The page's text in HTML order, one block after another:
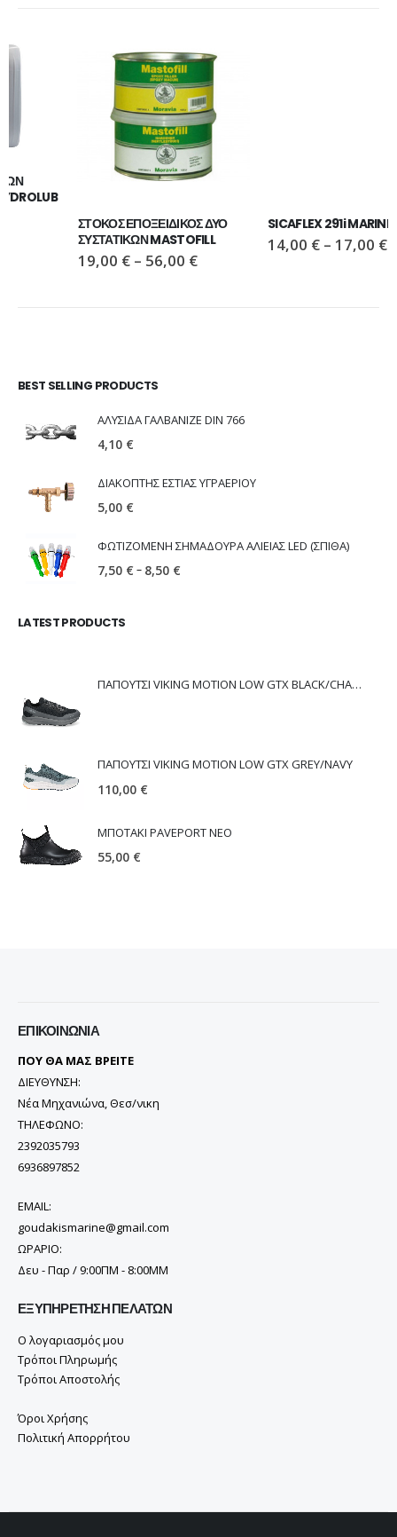
ΣΤΟΚΟΣ ΕΠΟΞΕΙΔΙΚΟΣ ΔΥΟ
ΣΥΣΤΑΤΙΚΩΝ MASTOFILL
– 56,00€
SICAFLEX 291i MARINE 300ML
14,00 – 17,00€
BEST SELLING PRODUCTS
ΑΛΥΣΙΔΑ ΓΑΛΒΑΝΙΖΕ DIN 766
4,10 €
ΔΙΑΚΟΠΤΗΣ ΕΣΤΙΑΣ ΥΓΡΑΕΡΙΟΥ
5,00 €
ΦΩΤΙΖΟΜΕΝΗ ΣΗΜΑΔΟΥΡΑ ΑΛΙΕΙΑΣ LED (ΣΠΙΘΑ)
7,50 € – 8,50 €
LATEST PRODUCTS
ΠΑΠΟΥΤΣΙ VIKING MOTION LOW GTX BLACK/CHARCOAL
ΠΑΠΟΥΤΣΙ VIKING MOTION LOW GTX GREY/NAVY
110,00 €
ΜΠΟΤΑΚΙ PAVEPORT NEO
55,00 €
ΕΠΙΚΟΙΝΩΝΊΑ
ΠΟΥ ΘΑ ΜΑΣ ΒΡΕΙΤΕ
ΔΙΕΥΘΥΝΣΗ:
Νέα Μηχανιώνα, Θεσ/νικη
ΤΗΛΕΦΩΝΟ:
2392035793
6936897852
EMAIL:
goudakismarine@gmail.com
ΩΡΑΡΙΟ:
Δευ - Παρ / 9:00ΠΜ - 8:00ΜΜ
ΕΞΥΠΗΡΈΤΗΣΗ ΠΕΛΑΤΏΝ
Ο λογαριασμός μου
Τρόποι Πληρωμής
Τρόποι Αποστολής
Όροι Χρήσης
Πολιτική Απορρήτου